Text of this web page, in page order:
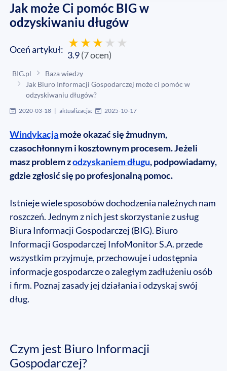
Jak może Ci pomóc BIG w
odzyskiwaniu długów
Oceń artykuł: 3.9(7ocen)
BIG.pl
Baza wiedzy
Jak Biuro Informacji Gospodarczej może ci pomóc w
odzyskiwaniu długów?
2020-03-18 | aktualizacja: 2025-10-17
Windykacjamoże okazać się żmudnym,
czasochłonnym i kosztownym procesem. Jeżeli
masz problem zodzyskaniem długu, podpowiadamy,
gdzie zgłosić się po profesjonalną pomoc.
Istnieje wiele sposobów dochodzenia należnych nam
roszczeń. Jednym z nich jest skorzystanie z usług
Biura Informacji Gospodarczej (BIG). Biuro
Informacji Gospodarczej InfoMonitor S.A. przede
wszystkim przyjmuje, przechowuje i udostępnia
informacje gospodarcze o zaległym zadłużeniu osób
i firm. Poznaj zasady jej działania i odzyskaj swój
dług.
Czym jest Biuro Informacji
Gospodarczej?